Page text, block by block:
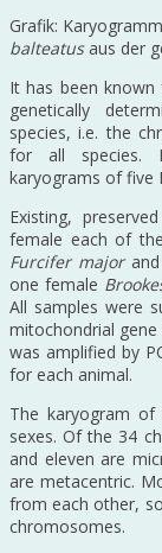
Grafik:
balteatusaus der
It has been
genetically
species, i.e. the
for all species.
karyograms of five
Existing,
female each of
Furcifer majorand
one female
All samples were
mitochondrial
was amplified by
for each animal.
The karyogram of
sexes. Of the 34
and eleven are
are metacentric.
from each other,
chromosomes.